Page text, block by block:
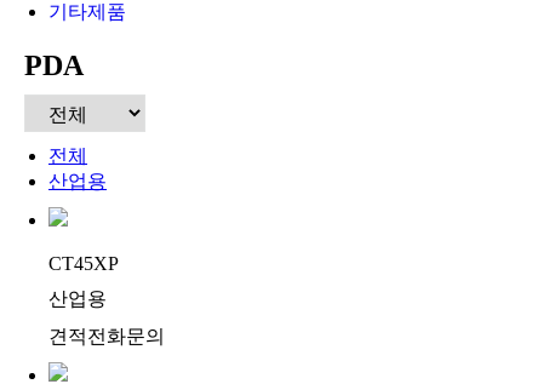
기타제품
PDA
전체
산업용
CT45XP
산업용
견적전화문의